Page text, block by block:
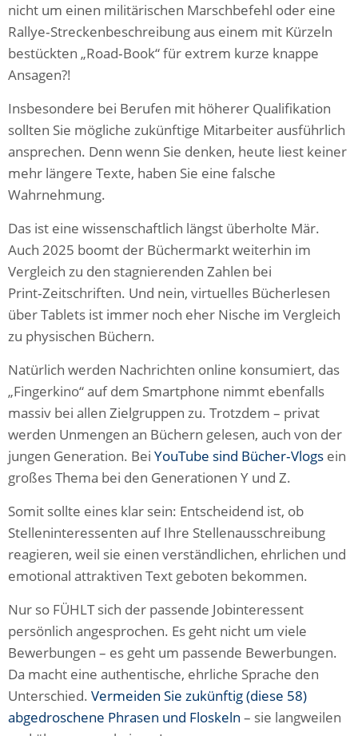
nicht um einen militärischen Marschbefehl oder eine
Rallye‑Streckenbeschreibung aus einem mit Kürzeln
bestückten „Road‑Book“ für extrem kurze knappe
Ansagen?!
Insbesondere bei Berufen mit höherer Qualifikation
sollten Sie mögliche zukünftige Mitarbeiter ausführlich
ansprechen. Denn wenn Sie denken, heute liest keiner
mehr längere Texte, haben Sie eine falsche
Wahrnehmung.
Das ist eine wissenschaftlich längst überholte Mär.
Auch 2025 boomt der Büchermarkt weiterhin im
Vergleich zu den stagnierenden Zahlen bei
Print‑Zeitschriften. Und nein, virtuelles Bücherlesen
über Tablets ist immer noch eher Nische im Vergleich
zu physischen Büchern.
Natürlich werden Nachrichten online konsumiert, das
„Fingerkino“ auf dem Smartphone nimmt ebenfalls
massiv bei allen Zielgruppen zu. Trotzdem – privat
werden Unmengen an Büchern gelesen, auch von der
jungen Generation. Bei YouTube sind Bücher‑Vlogs ein
großes Thema bei den Generationen Y und Z.
Somit sollte eines klar sein: Entscheidend ist, ob
Stelleninteressenten auf Ihre Stellenausschreibung
reagieren, weil sie einen verständlichen, ehrlichen und
emotional attraktiven Text geboten bekommen.
Nur so FÜHLT sich der passende Jobinteressent
persönlich angesprochen. Es geht nicht um viele
Bewerbungen – es geht um passende Bewerbungen.
Da macht eine authentische, ehrliche Sprache den
Unterschied. Vermeiden Sie zukünftig (diese 58)
abgedroschene Phrasen und Floskeln – sie langweilen